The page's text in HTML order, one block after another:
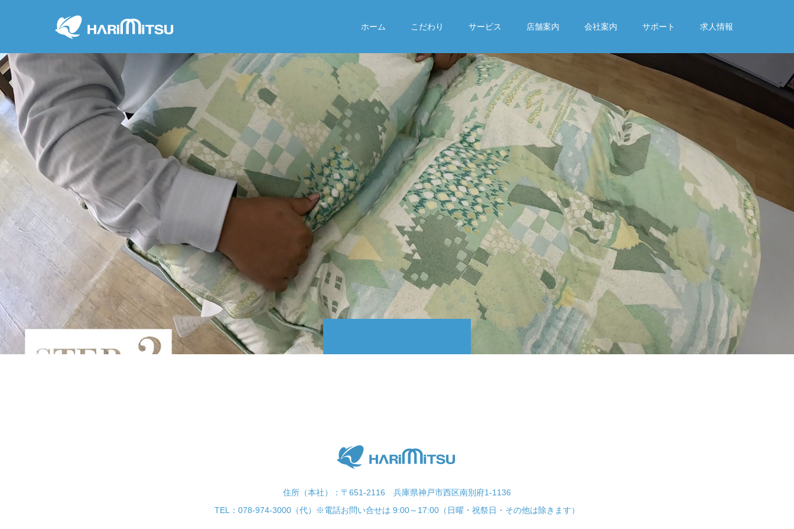
ホーム こだわり サービス 店舗案内 会社案内 サポート 求人情報
住所（本社）：〒651-2116 兵庫県神戸市西区南別府1-1136
TEL：078-974-3000（代）※電話お問い合せは 9:00～17:00（日曜・祝祭日・その他は除きます）